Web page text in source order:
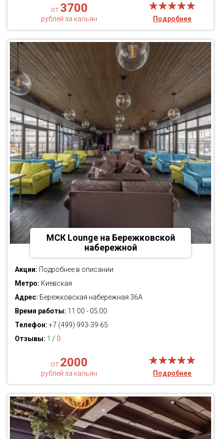
от 3700
рублей за кальян Подробнее
МСК Lounge на Бережковской
набережной
Акции: Подробнее в описании
Метро: Киевская
Адрес: Бережковская набережная 36А
Время работы: 11:00 - 05:00
Телефон: +7 (499) 993-39-65
Отзывы: 1 / 0
от 2000
рублей за кальян Подробнее